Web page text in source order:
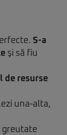
S-a
şi să fiu
de resurse
una-alta,
greutate